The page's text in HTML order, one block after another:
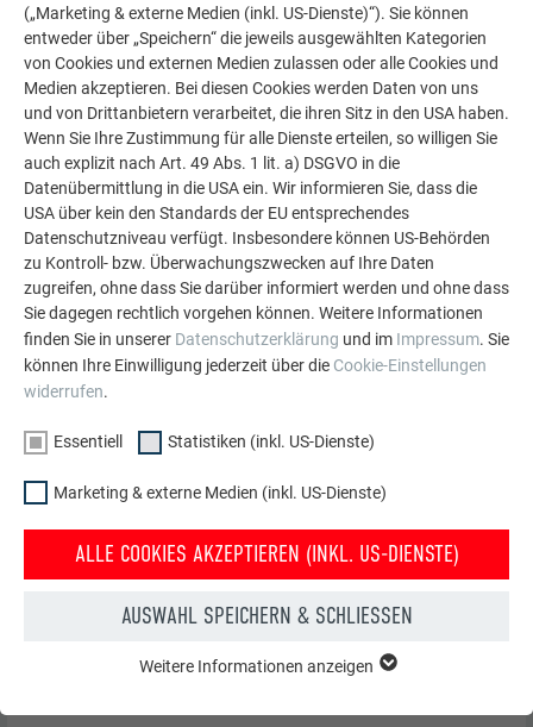
(„Marketing & externe Medien (inkl. US-Dienste)“). Sie können
entweder über „Speichern“ die jeweils ausgewählten Kategorien
von Cookies und externen Medien zulassen oder alle Cookies und
Medien akzeptieren. Bei diesen Cookies werden Daten von uns
und von Drittanbietern verarbeitet, die ihren Sitz in den USA haben.
Wenn Sie Ihre Zustimmung für alle Dienste erteilen, so willigen Sie
auch explizit nach Art. 49 Abs. 1 lit. a) DSGVO in die
Datenübermittlung in die USA ein. Wir informieren Sie, dass die
USA über kein den Standards der EU entsprechendes
Datenschutzniveau verfügt. Insbesondere können US-Behörden
zu Kontroll- bzw. Überwachungszwecken auf Ihre Daten
zugreifen, ohne dass Sie darüber informiert werden und ohne dass
Sie dagegen rechtlich vorgehen können. Weitere Informationen
finden Sie in unserer Datenschutzerklärung und im Impressum. Sie
können Ihre Einwilligung jederzeit über die Cookie-Einstellungen
widerrufen.
Essentiell Statistiken (inkl. US-Dienste)
Marketing & externe Medien (inkl. US-Dienste)
ALLE COOKIES AKZEPTIEREN (INKL. US-DIENSTE)
AUSWAHL SPEICHERN & SCHLIESSEN
Weitere Informationen anzeigen